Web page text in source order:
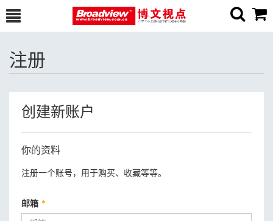
注册
创建新账户
你的资料
注册一个账号，用于购买、收藏等等。
邮箱 *